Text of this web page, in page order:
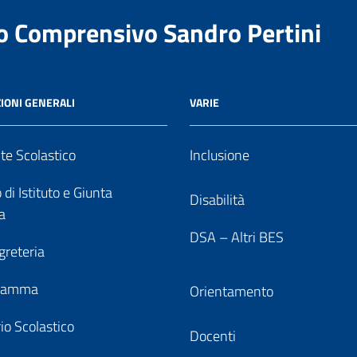
Sandro Pertini
GENERALI
Scolastico
di Istituto e Giunta
Scolastico
VARIE
Inclusione
Disabilità
DSA – Altri BES
Orientamento
Docenti